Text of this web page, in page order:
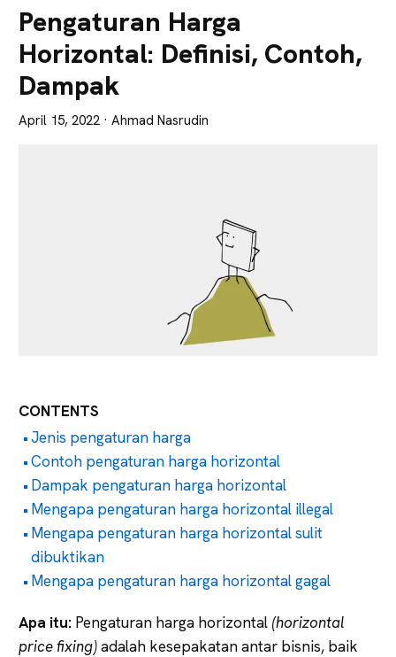
Tajam
Pengaturan Harga
Horizontal: Definisi, Contoh,
Dampak
April 15, 2022 · Ahmad Nasrudin
CONTENTS
Jenis pengaturan harga
Contoh pengaturan harga horizontal
Dampak pengaturan harga horizontal
Mengapa pengaturan harga horizontal illegal
Mengapa pengaturan harga horizontal sulit
dibuktikan
Mengapa pengaturan harga horizontal gagal
Apa itu: Pengaturan harga horizontal (horizontal
price fixing)adalah kesepakatan antar bisnis, baik